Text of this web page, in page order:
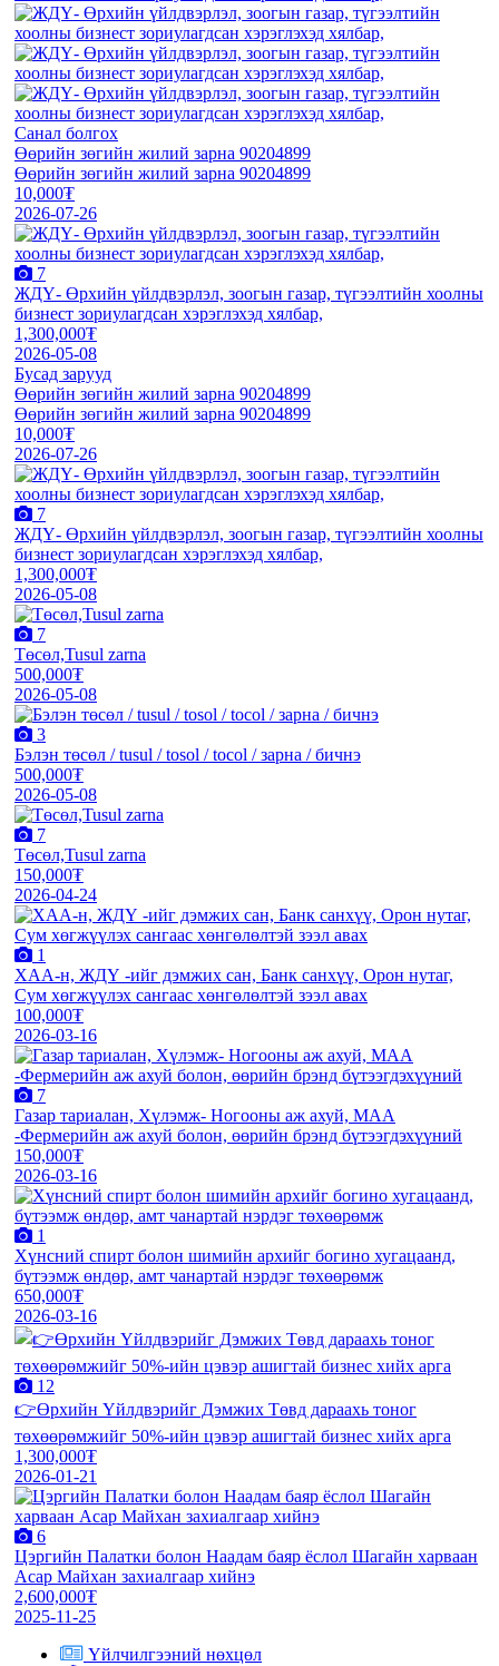
Санал болгох
Өөрийн зөгийн жилий зарна 90204899
Өөрийн зөгийн жилий зарна 90204899
10,000₮
2026-07-26
7
ЖДҮ- Өрхийн үйлдвэрлэл, зоогын газар, түгээлтийн хоолны
бизнест зориулагдсан хэрэглэхэд хялбар,
1,300,000₮
2026-05-08
Бусад зарууд
Өөрийн зөгийн жилий зарна 90204899
Өөрийн зөгийн жилий зарна 90204899
10,000₮
2026-07-26
7
ЖДҮ- Өрхийн үйлдвэрлэл, зоогын газар, түгээлтийн хоолны
бизнест зориулагдсан хэрэглэхэд хялбар,
1,300,000₮
2026-05-08
7
Төсөл,Tusul zarna
500,000₮
2026-05-08
3
Бэлэн төсөл / tusul / tosol / tocol / зарна / бичнэ
500,000₮
2026-05-08
7
Төсөл,Tusul zarna
150,000₮
2026-04-24
1
XАА-н, ЖДҮ -ийг дэмжиx сан, Банк санxүү, Орон нутаг,
Сум хөгжүүлэх сангаас хөнгөлөлтэй зээл авах
100,000₮
2026-03-16
7
Газар тариалан, Хүлэмж- Ногооны аж ахуй, МАА
-Фермерийн аж ахуй болон, өөрийн брэнд бүтээгдэхүүний
150,000₮
2026-03-16
1
Хүнсний спирт болон шимийн архийг богино хугацаанд,
бүтээмж өндөр, амт чанартай нэрдэг төхөөрөмж
650,000₮
2026-03-16
12
👉Өрхийн Үйлдвэрийг Дэмжих Төвд дараахь тоног
төхөөрөмжийг 50%-ийн цэвэр ашигтай бизнес хийх арга
1,300,000₮
2026-01-21
6
Цэргийн Палатки болон Наадам баяр ёслол Шагайн харваан
Асар Майхан захиалгаар хийнэ
2,600,000₮
2025-11-25
Үйлчилгээний нөхцөл